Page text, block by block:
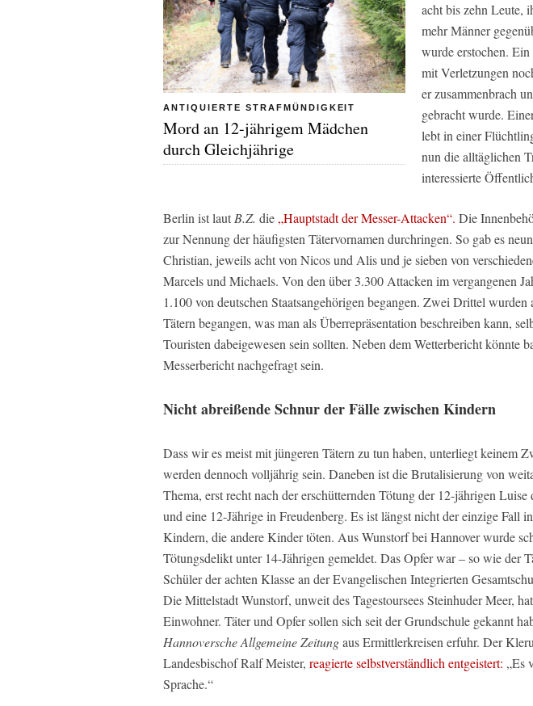
ANTIQUIERTE STRAFMÜNDIGKEIT
Mord an 12-jährigem Mädchen
durch Gleichjährige
acht bis zehn Leute,
mehr Männer
wurde erstochen. Ein
mit Verletzungen
er zusammenbrach
gebracht wurde.
lebt in einer
nun die alltäglichen
interessierte
Berlin ist laut B.Z. die „Hauptstadt der Messer-Attacken“. Die
zur Nennung der häufigsten Tätervornamen durchringen. So gab es
Christian, jeweils acht von Nicos und Alis und je sieben von
Marcels und Michaels. Von den über 3.300 Attacken im vergangenen
1.100 von deutschen Staatsangehörigen begangen. Zwei Drittel wurden
Tätern begangen, was man als Überrepräsentation beschreiben kann,
Touristen dabeigewesen sein sollten. Neben dem Wetterbericht könnte
Messerbericht nachgefragt sein.
Nicht abreißende Schnur der Fälle zwischen Kindern
Dass wir es meist mit jüngeren Tätern zu tun haben, unterliegt keinem
werden dennoch volljährig sein. Daneben ist die Brutalisierung von
Thema, erst recht nach der erschütternden Tötung der 12-jährigen Luise
und eine 12-Jährige in Freudenberg. Es ist längst nicht der einzige Fall
Kindern, die andere Kinder töten. Aus Wunstorf bei Hannover wurde
Tötungsdelikt unter 14-Jährigen gemeldet. Das Opfer war – so wie der
Schüler der achten Klasse an der Evangelischen Integrierten
Die Mittelstadt Wunstorf, unweit des Tagestoursees Steinhuder Meer,
Einwohner. Täter und Opfer sollen sich seit der Grundschule gekannt
Hannoversche Allgemeine Zeitungaus Ermittlerkreisen erfuhr. Der
Landesbischof Ralf Meister, reagierte selbstverständlich entgeistert: „Es
Sprache.“